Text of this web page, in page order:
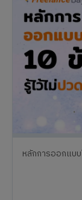
ยงานต่อยอด ฟรีแล
หลักการออกแบ